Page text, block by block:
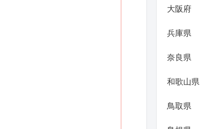
大阪府
兵庫県
奈良県
和歌山県
鳥取県